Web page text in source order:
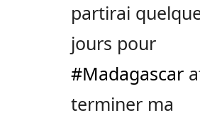
partirai
jours pour
#Madagascar
terminer ma